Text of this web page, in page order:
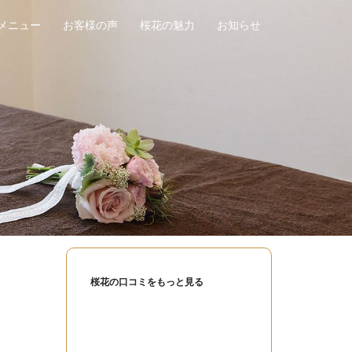
ニュー お客様の声 桜花の魅力 お知らせ
桜花の口コミをもっと見る